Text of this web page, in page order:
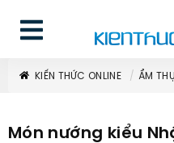
KIẾN THỨC ONLINE ẨM
Món nướng kiểu